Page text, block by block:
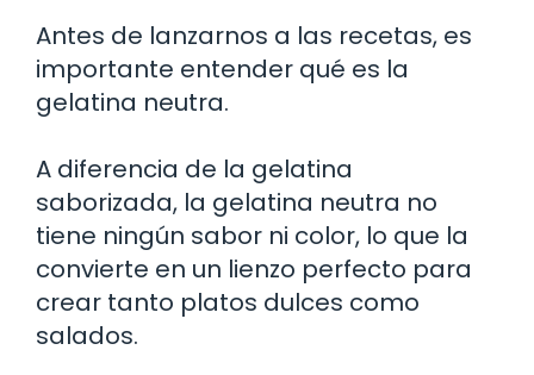
Antes de lanzarnos a las recetas, es
importante entender qué es la
gelatina neutra.
A diferencia de la gelatina
saborizada, la gelatina neutra no
tiene ningún sabor ni color, lo que la
convierte en un lienzo perfecto para
crear tanto platos dulces como
salados.